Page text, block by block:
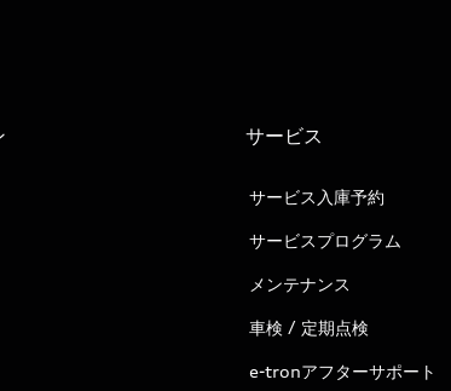
サービス
サービス入庫予約
サービスプログラム
メンテナンス
車検 / 定期点検
e-tronアフターサポート